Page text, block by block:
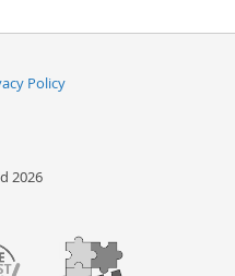
Policy
2026